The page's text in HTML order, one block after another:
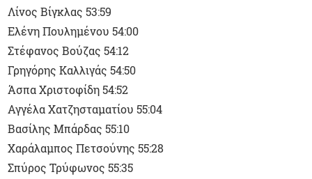
Λίνος Βίγκλας 53:59
Ελένη Πουλημένου 54:00
Στέφανος Βούζας 54:12
Γρηγόρης Καλλιγάς 54:50
Άσπα Χριστοφίδη 54:52
Αγγέλα Χατζησταματίου 55:04
Βασίλης Μπάρδας 55:10
Χαράλαμπος Πετσούνης 55:28
Σπύρος Τρύφωνος 55:35